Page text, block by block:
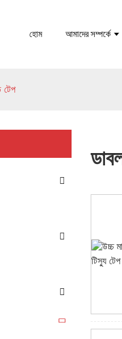
হোম আমাদের সম্পর্কে
টেপ